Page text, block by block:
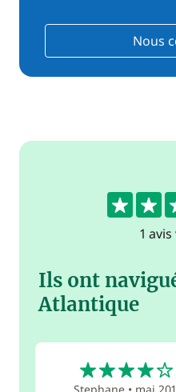
Nous
4
1
Ils ont
Atlantique
Stephane • mai